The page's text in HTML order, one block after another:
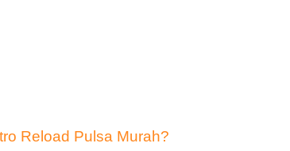
Reload Pulsa Murah?